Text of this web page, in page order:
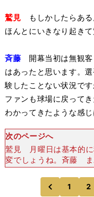
鷲見 もしかしたらある
ほんとにいきなり起きて
斉藤 開幕当初は無観客
はあったと思います。
験したことない状況で
ファンも球場に戻って
わかってきたような感じ
次のページへ
鷲見 月曜日は基本的に
変でしょうね。斉藤 ま
いる場合ではないです
ほぼ毎日あるわけです
様子を
前
1 2